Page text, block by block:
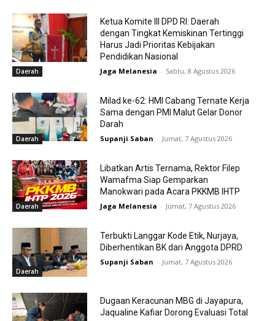
Daerah
Ketua Komite III DPD RI: Daerah
dengan Tingkat Kemiskinan Tertinggi
Harus Jadi Prioritas Kebijakan
Pendidikan Nasional
Jaga Melanesia - Sabtu, 8 Agustus 2026
Daerah
Milad ke-62: HMI Cabang Ternate Kerja
Sama dengan PMI Malut Gelar Donor
Darah
Supanji Saban - Jumat, 7 Agustus 2026
Daerah
Libatkan Artis Ternama, Rektor Filep
Wamafma Siap Gemparkan
Manokwari pada Acara PKKMB IHTP
Jaga Melanesia - Jumat, 7 Agustus 2026
Daerah
Terbukti Langgar Kode Etik, Nurjaya,
Diberhentikan BK dari Anggota DPRD
Supanji Saban - Jumat, 7 Agustus 2026
Dugaan Keracunan MBG di Jayapura,
Jaqualine Kafiar Dorong Evaluasi Total